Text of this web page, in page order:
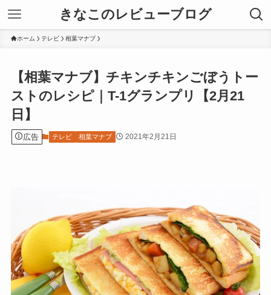
きなこのレビューブログ
ホーム テレビ 相葉マナブ
【相葉マナブ】チキンチキンごぼうトー
ストのレシピ｜T-1グランプリ【2月21
日】
広告 テレビ 相葉マナブ 2021年2月21日